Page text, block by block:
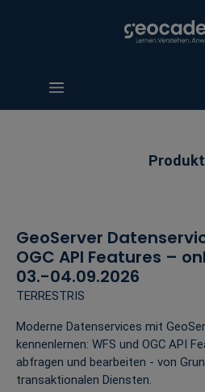
GeoServer
OGC API Features –
03.-04.09.2026
TERRESTRIS
Moderne Datenservices mit
kennenlernen: WFS und OGC API
abfragen und bearbeiten - von
transaktionalen Diensten.